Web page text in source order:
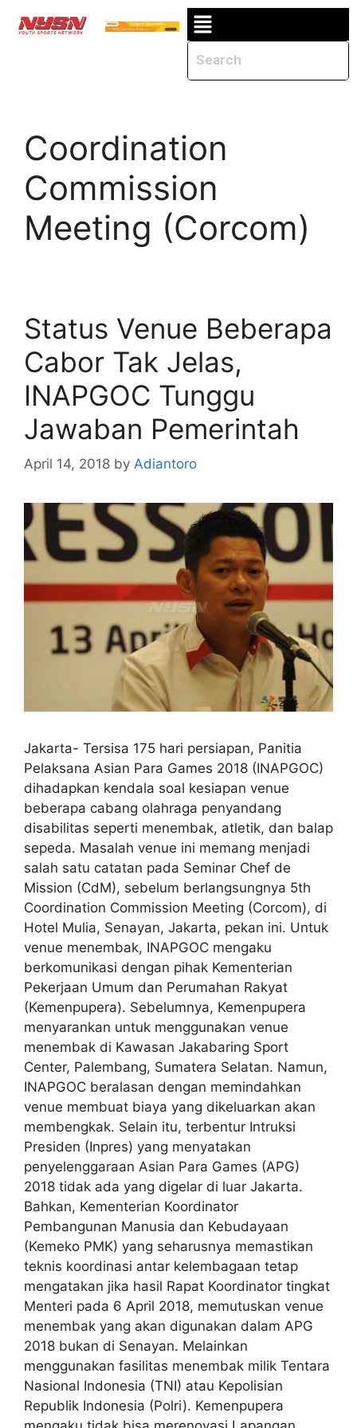
Coordination
Commission
Meeting (Corcom)
Status Venue Beberapa
Cabor Tak Jelas,
INAPGOC Tunggu
Jawaban Pemerintah
April 14, 2018 by Adiantoro
Jakarta- Tersisa 175 hari persiapan, Panitia
Pelaksana Asian Para Games 2018 (INAPGOC)
dihadapkan kendala soal kesiapan venue
beberapa cabang olahraga penyandang
disabilitas seperti menembak, atletik, dan balap
sepeda. Masalah venue ini memang menjadi
salah satu catatan pada Seminar Chef de
Mission (CdM), sebelum berlangsungnya 5th
Coordination Commission Meeting (Corcom), di
Hotel Mulia, Senayan, Jakarta, pekan ini. Untuk
venue menembak, INAPGOC mengaku
berkomunikasi dengan pihak Kementerian
Pekerjaan Umum dan Perumahan Rakyat
(Kemenpupera). Sebelumnya, Kemenpupera
menyarankan untuk menggunakan venue
menembak di Kawasan Jakabaring Sport
Center, Palembang, Sumatera Selatan. Namun,
INAPGOC beralasan dengan memindahkan
venue membuat biaya yang dikeluarkan akan
membengkak. Selain itu, terbentur Intruksi
Presiden (Inpres) yang menyatakan
penyelenggaraan Asian Para Games (APG)
2018 tidak ada yang digelar di luar Jakarta.
Bahkan, Kementerian Koordinator
Pembangunan Manusia dan Kebudayaan
(Kemeko PMK) yang seharusnya memastikan
teknis koordinasi antar kelembagaan tetap
mengatakan jika hasil Rapat Koordinator tingkat
Menteri pada 6 April 2018, memutuskan venue
menembak yang akan digunakan dalam APG
2018 bukan di Senayan. Melainkan
menggunakan fasilitas menembak milik Tentara
Nasional Indonesia (TNI) atau Kepolisian
Republik Indonesia (Polri). Kemenpupera